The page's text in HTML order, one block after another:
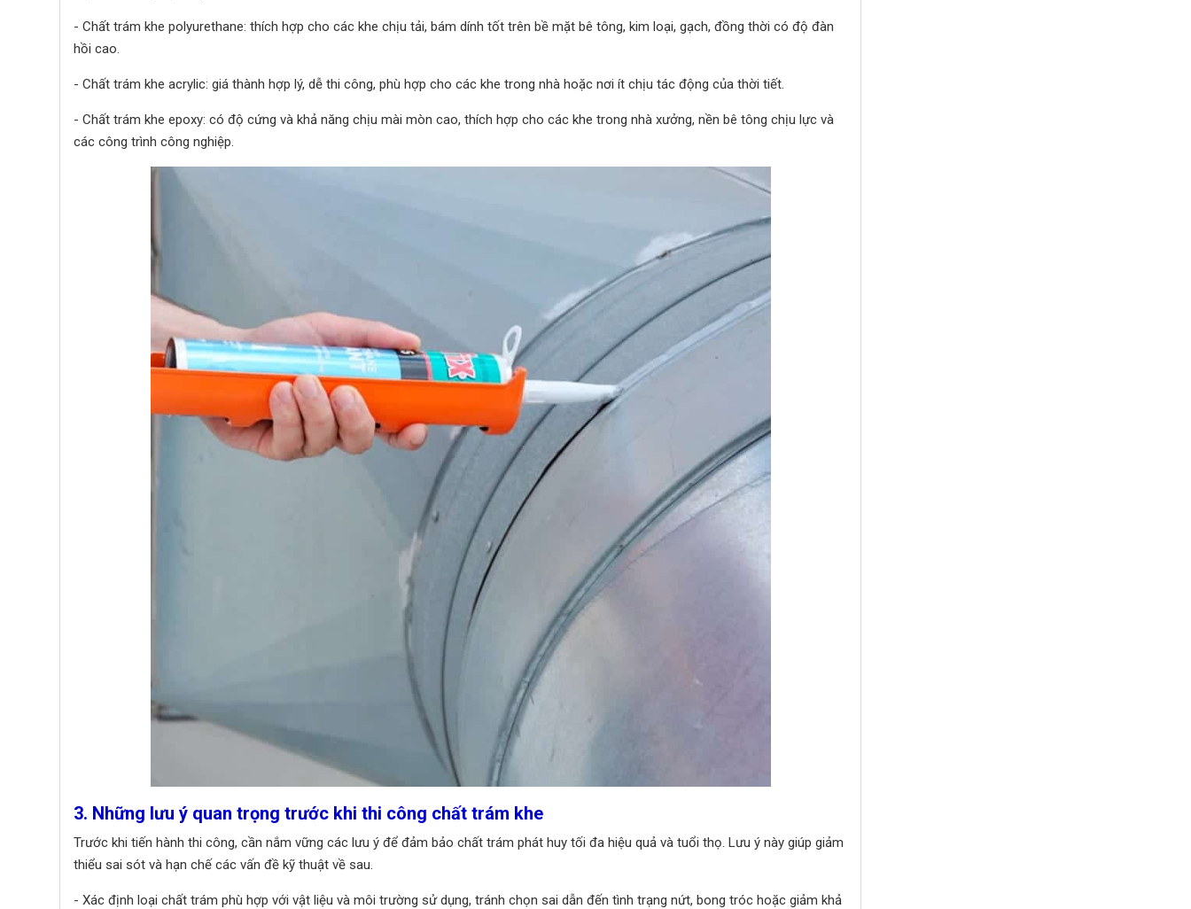
- Chất trám khe polyurethane: thích hợp cho các khe chịu tải, bám dính tốt trên bề mặt bê tông, kim loại, gạch, đồng thời có độ đàn
hồi cao.
- Chất trám khe acrylic: giá thành hợp lý, dễ thi công, phù hợp cho các khe trong nhà hoặc nơi ít chịu tác động của thời tiết.
- Chất trám khe epoxy: có độ cứng và khả năng chịu mài mòn cao, thích hợp cho các khe trong nhà xưởng, nền bê tông chịu lực và
các công trình công nghiệp.
3. Những lưu ý quan trọng trước khi thi công chất trám khe
Trước khi tiến hành thi công, cần nắm vững các lưu ý để đảm bảo chất trám phát huy tối đa hiệu quả và tuổi thọ. Lưu ý này giúp giảm
thiểu sai sót và hạn chế các vấn đề kỹ thuật về sau.
- Xác định loại chất trám phù hợp với vật liệu và môi trường sử dụng, tránh chọn sai dẫn đến tình trạng nứt, bong tróc hoặc giảm khả